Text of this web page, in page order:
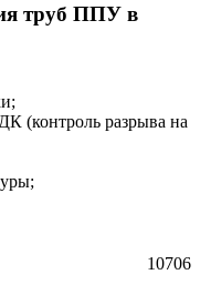
труб ППУ в
(контроль разрыва на
10706